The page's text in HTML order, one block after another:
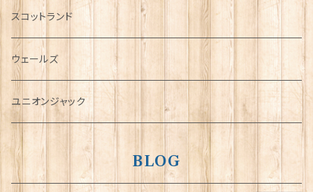
犬グッズ
傘
指貫(シンブル)
スコットランド
ウェールズ
ユニオンジャック
BLOG